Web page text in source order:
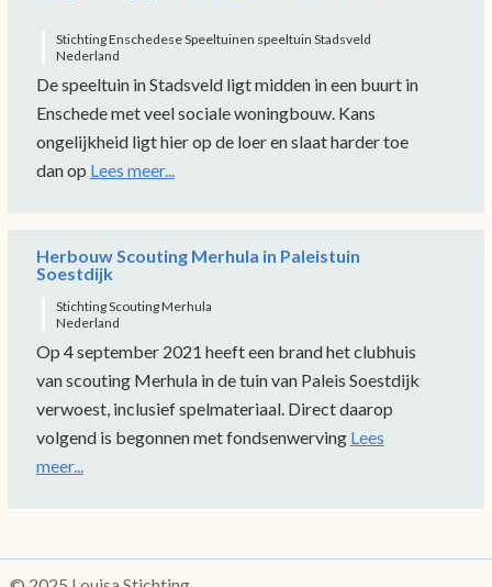
Stichting Enschedese Speeltuinen speeltuin Stadsveld
Nederland
De speeltuin in Stadsveld ligt midden in een buurt in
Enschede met veel sociale woningbouw. Kans
ongelijkheid ligt hier op de loer en slaat harder toe
dan op Lees meer...
Herbouw Scouting Merhula in Paleistuin
Soestdijk
Stichting Scouting Merhula
Nederland
Op 4 september 2021 heeft een brand het clubhuis
van scouting Merhula in de tuin van Paleis Soestdijk
verwoest, inclusief spelmateriaal. Direct daarop
volgend is begonnen met fondsenwerving Lees
meer...